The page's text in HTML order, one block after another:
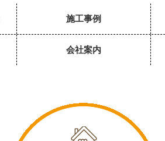
施工事例
会社案内